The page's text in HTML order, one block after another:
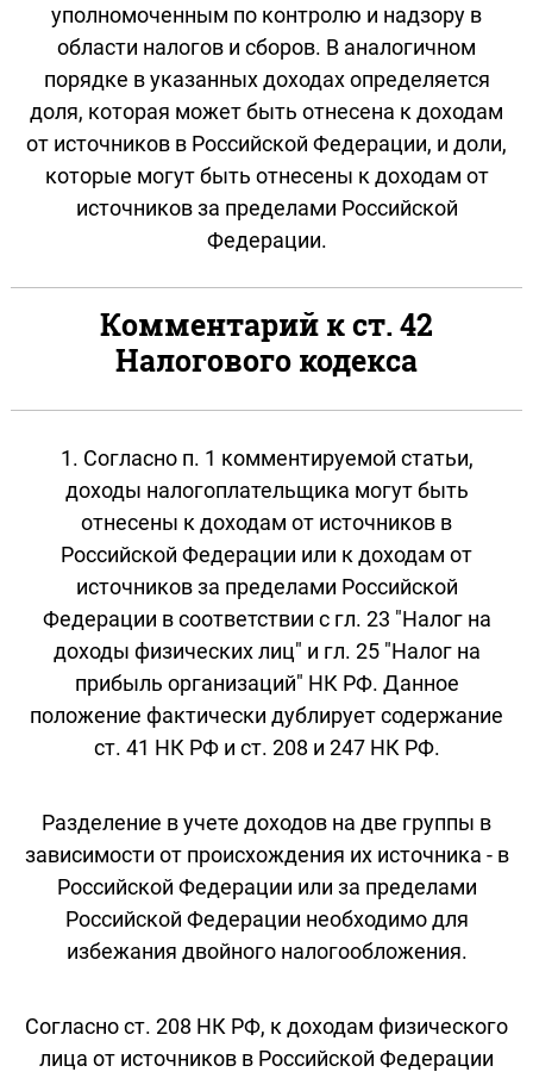
уполномоченным по контролю и надзору в
области налогов и сборов. В аналогичном
порядке в указанных доходах определяется
доля, которая может быть отнесена к доходам
от источников в Российской Федерации, и доли,
которые могут быть отнесены к доходам от
источников за пределами Российской
Федерации.
Комментарий к ст. 42
Налогового кодекса
1. Согласно п. 1 комментируемой статьи,
доходы налогоплательщика могут быть
отнесены к доходам от источников в
Российской Федерации или к доходам от
источников за пределами Российской
Федерации в соответствии с гл. 23 "Налог на
доходы физических лиц" и гл. 25 "Налог на
прибыль организаций" НК РФ. Данное
положение фактически дублирует содержание
ст. 41 НК РФ и ст. 208 и 247 НК РФ.
Разделение в учете доходов на две группы в
зависимости от происхождения их источника - в
Российской Федерации или за пределами
Российской Федерации необходимо для
избежания двойного налогообложения.
Согласно ст. 208 НК РФ, к доходам физического
лица от источников в Российской Федерации